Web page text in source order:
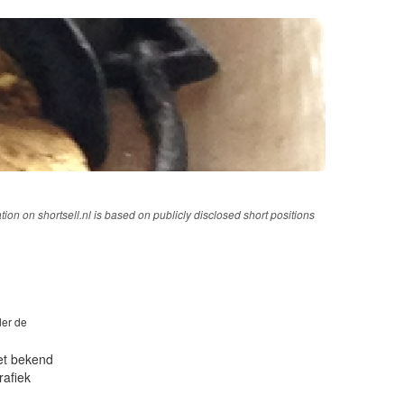
on shortsell.nl is based on publicly disclosed short positions
de
bekend